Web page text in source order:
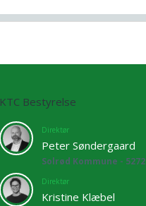
KTC Bestyrelse
Direktør
Peter Søndergaard
Solrød Kommune - 5272
Direktør
Kristine Klæbel